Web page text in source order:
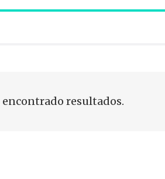
encontrado resultados.